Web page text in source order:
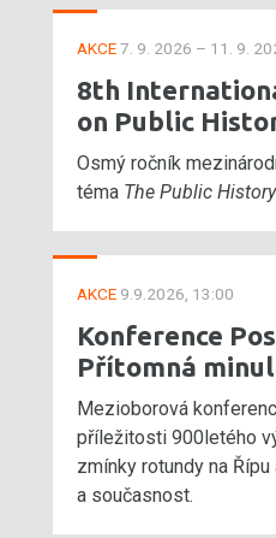
AKCE7. 9. 2026 – 11. 9.
8th
on Public
Osmý ročník
téma The Public
AKCE 9.9.2026, 13:00
Konference
Přítomná
Mezioborová
příležitosti 900letého
zmínky rotundy na
a současnost.